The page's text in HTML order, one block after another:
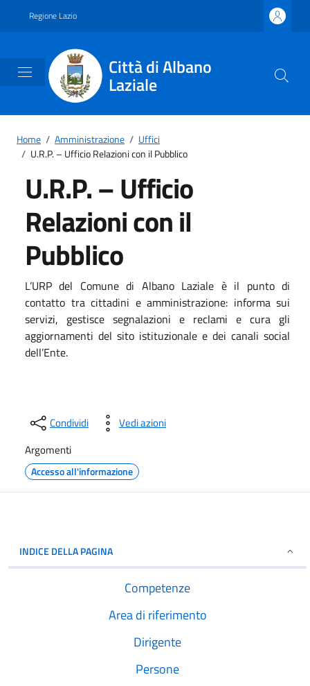
Regione Lazio
Città di Albano
Laziale
Home / Amministrazione / Uffici
/ U.R.P. – Ufficio Relazioni con il Pubblico
U.R.P. – Ufficio
Relazioni con il
Pubblico
L’URP del Comune di Albano Laziale è il punto di
contatto tra cittadini e amministrazione: informa sui
servizi, gestisce segnalazioni e reclami e cura gli
aggiornamenti del sito istituzionale e dei canali social
dell’Ente.
Condividi
Vedi azioni
Argomenti
Accesso all'informazione
INDICE DELLA PAGINA
Competenze
Area di riferimento
Dirigente
Persone